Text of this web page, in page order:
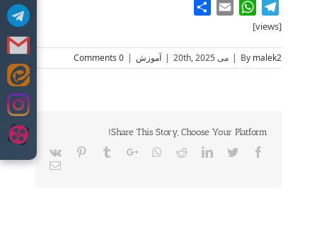
Telegram
WhatsApp
Email
[views]
By malek2
| می 20th, 2025 | آموزش |
0 Comments
Share This Story, Choose Your Platform!
Facebook
Twitter
LinkedIn
Reddit
Whatsapp
Google+
Tumblr
Pinterest
Vk
Email